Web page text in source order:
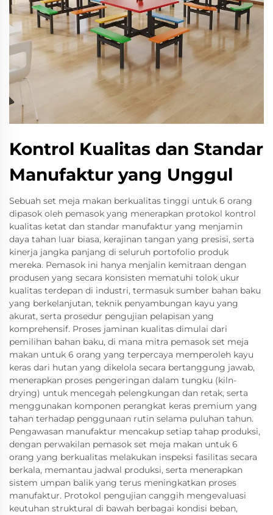
Kontrol Kualitas dan Standar
Manufaktur yang Unggul
Sebuah set meja makan berkualitas tinggi untuk 6 orang
dipasok oleh pemasok yang menerapkan protokol kontrol
kualitas ketat dan standar manufaktur yang menjamin
daya tahan luar biasa, kerajinan tangan yang presisi, serta
kinerja jangka panjang di seluruh portofolio produk
mereka. Pemasok ini hanya menjalin kemitraan dengan
produsen yang secara konsisten mematuhi tolok ukur
kualitas terdepan di industri, termasuk sumber bahan baku
yang berkelanjutan, teknik penyambungan kayu yang
akurat, serta prosedur pengujian pelapisan yang
komprehensif. Proses jaminan kualitas dimulai dari
pemilihan bahan baku, di mana mitra pemasok set meja
makan untuk 6 orang yang terpercaya memperoleh kayu
keras dari hutan yang dikelola secara bertanggung jawab,
menerapkan proses pengeringan dalam tungku (kiln-
drying) untuk mencegah pelengkungan dan retak, serta
menggunakan komponen perangkat keras premium yang
tahan terhadap penggunaan rutin selama puluhan tahun.
Pengawasan manufaktur mencakup setiap tahap produksi,
dengan perwakilan pemasok set meja makan untuk 6
orang yang berkualitas melakukan inspeksi fasilitas secara
berkala, memantau jadwal produksi, serta menerapkan
sistem umpan balik yang terus meningkatkan proses
manufaktur. Protokol pengujian canggih mengevaluasi
keutuhan struktural di bawah berbagai kondisi beban,